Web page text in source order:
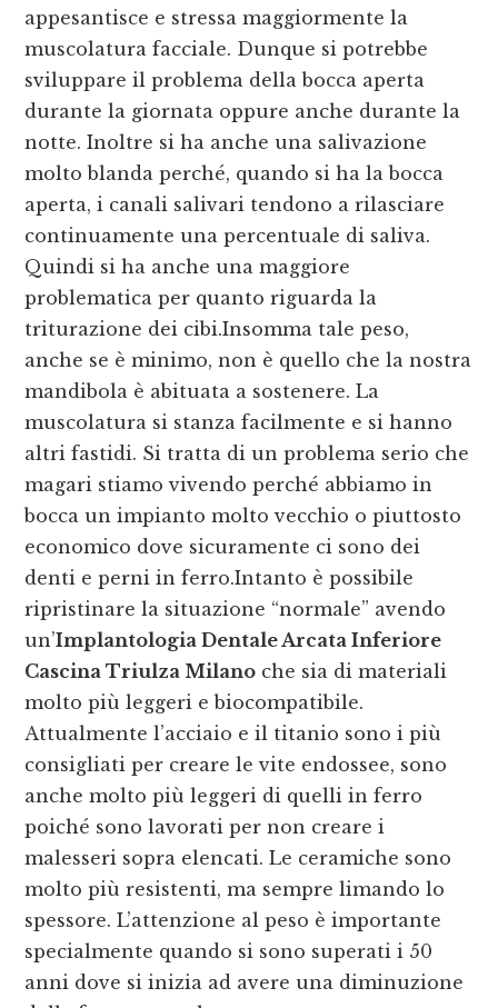
appesantisce e stressa maggiormente la
muscolatura facciale. Dunque si potrebbe
sviluppare il problema della bocca aperta
durante la giornata oppure anche durante la
notte. Inoltre si ha anche una salivazione
molto blanda perché, quando si ha la bocca
aperta, i canali salivari tendono a rilasciare
continuamente una percentuale di saliva.
Quindi si ha anche una maggiore
problematica per quanto riguarda la
triturazione dei cibi.Insomma tale peso,
anche se è minimo, non è quello che la nostra
mandibola è abituata a sostenere. La
muscolatura si stanza facilmente e si hanno
altri fastidi. Si tratta di un problema serio che
magari stiamo vivendo perché abbiamo in
bocca un impianto molto vecchio o piuttosto
economico dove sicuramente ci sono dei
denti e perni in ferro.Intanto è possibile
ripristinare la situazione “normale” avendo
un’Implantologia Dentale Arcata Inferiore
Cascina Triulza Milano che sia di materiali
molto più leggeri e biocompatibile.
Attualmente l’acciaio e il titanio sono i più
consigliati per creare le vite endossee, sono
anche molto più leggeri di quelli in ferro
poiché sono lavorati per non creare i
malesseri sopra elencati. Le ceramiche sono
molto più resistenti, ma sempre limando lo
spessore. L’attenzione al peso è importante
specialmente quando si sono superati i 50
anni dove si inizia ad avere una diminuzione